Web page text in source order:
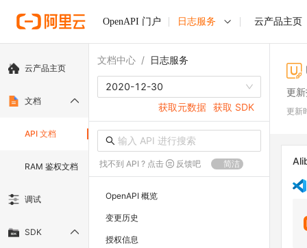
OpenAPI 门户 日志服务 云产品主页
云产品主页
文档
API 文档
RAM 鉴权文档
调试
SDK
文档中心 / 日志服务
2020-12-30
获取元数据 获取 SDK
找不到 API ? 点击 反馈吧 简洁
OpenAPI 概览
变更历史
授权信息
更
更新